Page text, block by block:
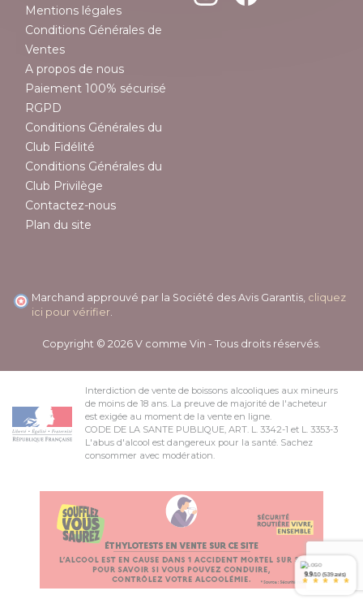
Mentions légales
Conditions Générales de
Ventes
A propos de nous
Paiement 100% sécurisé
RGPD
Conditions Générales du
Club Fidélité
Conditions Générales du
Club Privilège
Contactez-nous
Plan du site
Marchand approuvé par la Société des Avis Garantis, cliquez
ici pour vérifier.
Copyright © 2026 V comme Vin - Tous droits réservés.
Interdiction de vente de boissons alcooliques aux mineurs
de moins de 18 ans. La preuve de majorité de l'acheteur
est exigée au moment de la vente en ligne.
CODE DE LA SANTE PUBLIQUE, ART. L. 3342-1 et L. 3353-3
L'abus d'alcool est dangereux pour la santé. Sachez
consommer avec modération.
9.9/10 (539 avis)
* * * * *